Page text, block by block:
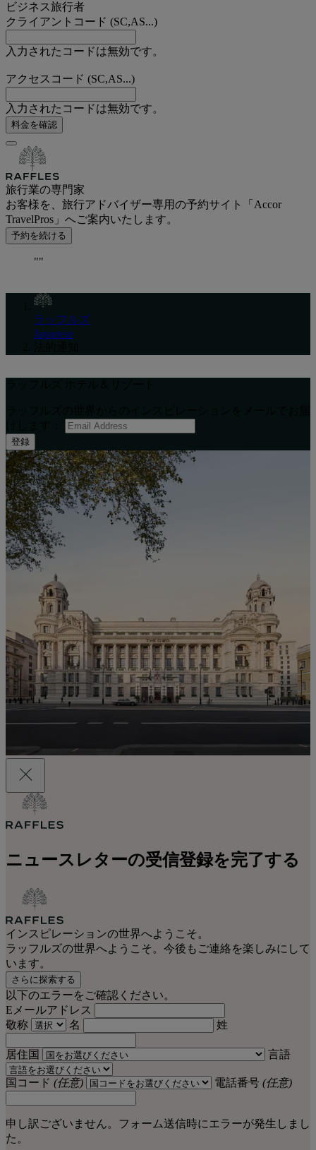
ビジネス旅行者
クライアントコード (SC,AS...)
入力されたコードは無効です。
アクセスコード (SC,AS...)
入力されたコードは無効です。
料金を確認
旅行業の専門家
お客様を、旅行アドバイザー専用の予約サイト「Accor
TravelPros」へご案内いたします。
予約を続ける
""
ラッフルズ
Japanese
登録
ニュースレターの受信登録を完了する
インスピレーションの世界へようこそ。
ラッフルズの世界へようこそ。今後もご連絡を楽しみにして
います。
さらに探索する
以下のエラーをご確認ください。
Eメールアドレス
敬称
名 姓
居住国 言語
国コード (任意) 電話番号 (任意)
申し訳ございません。フォーム送信時にエラーが発生しまし
た。